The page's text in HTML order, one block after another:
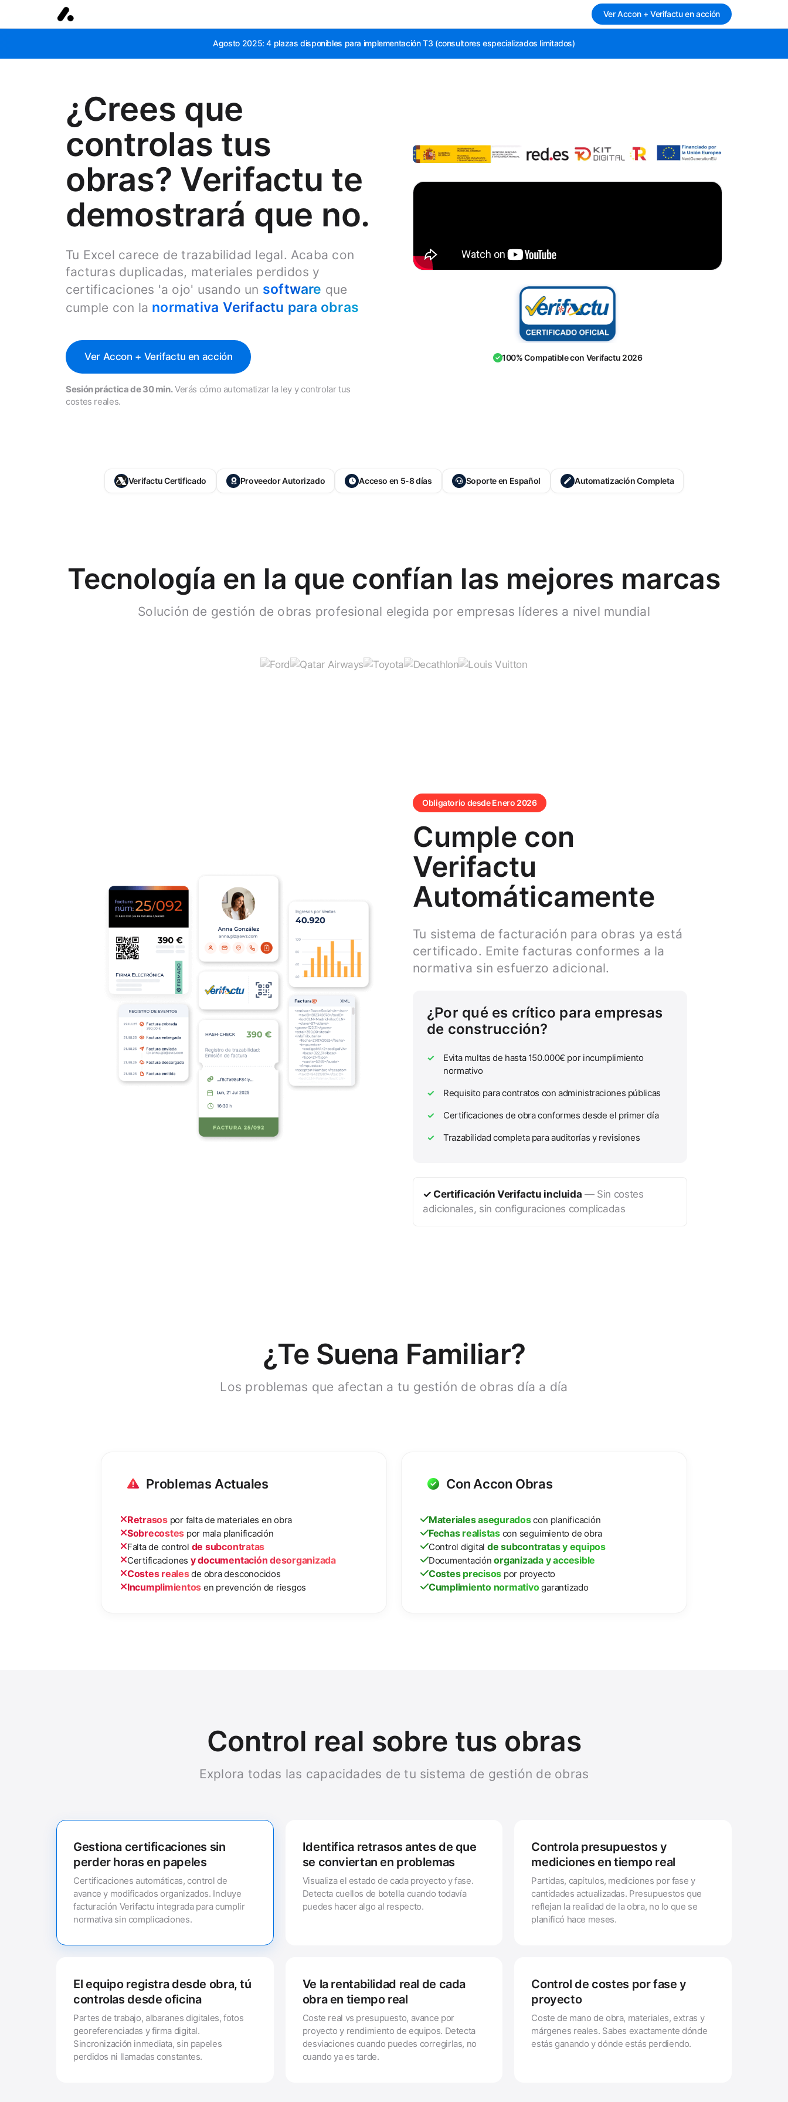
Ver Accon + Verifactu en acción
Agosto 2025: 4 plazas disponibles para implementaciónT3 (consultores especializados limitados)
¿Crees que
controlas tus
obras? Verifactu te
demostrará que no.
Tu Excel carece de trazabilidad legal. Acaba con
facturas duplicadas, materiales perdidos y
certificaciones 'a ojo' usando un software que
cumple con la normativa Verifactu para obras
Ver Accon + Verifactu en acción
Sesión práctica de 30 min.Verás cómo automatizar la ley y controlar tus
costes reales.
100% Compatible con Verifactu 2026
Verifactu Certificado Proveedor Autorizado Acceso en 5-8 días Soporte en Español Automatización Completa
Tecnología en la que confían las mejores marcas
Solución de gestión de obras profesional elegida por empresas líderes a nivel mundial
Obligatorio desde Enero 2026
Cumple con
Verifactu
Automáticamente
Tu sistema de facturación para obras ya está
certificado. Emite facturas conformes a la
normativa sin esfuerzo adicional.
¿Por qué es crítico para empresas
de construcción?
✓
Evita multas de hasta 150.000€ por incumplimiento
normativo
✓
Requisito para contratos con administraciones públicas
✓
Certificaciones de obra conformes desde el primer día
✓
Trazabilidad completa para auditorías y revisiones
✓ Certificación Verifactu incluida — Sin costes
adicionales, sin configuraciones complicadas
¿Te Suena Familiar?
Los problemas que afectan a tu gestión de obras día a día
Problemas Actuales
Retrasospor falta de materiales en obra
Sobrecostes por mala planificación
Falta de control de subcontratas
Certificaciones y documentación desorganizada
Costes realesde obra desconocidos
Incumplimientos en prevención de riesgos
Con Accon Obras
Materiales aseguradoscon planificación
Fechas realistascon seguimiento de obra
Control digital de subcontratas y equipos
Documentaciónorganizada y accesible
Costes precisos por proyecto
Cumplimiento normativogarantizado
Control real sobre tus obras
Explora todas las capacidades de tu sistema de gestión de obras
Gestiona certificaciones sin
perder horas en papeles
Certificaciones automáticas, control de
avance y modificados organizados. Incluye
facturación Verifactu integrada para cumplir
normativa sin complicaciones.
Identifica retrasos antes de que
se conviertan en problemas
Visualiza el estado de cada proyecto y fase.
Detecta cuellos de botella cuando todavía
puedes hacer algo al respecto.
Controla presupuestos y
mediciones en tiempo real
Partidas, capítulos, mediciones por fase y
cantidades actualizadas. Presupuestos que
reflejan la realidad de la obra, no lo que se
planificó hace meses.
El equipo registra desde obra, tú
controlas desde oficina
Partes de trabajo, albaranes digitales, fotos
georeferenciadas y firma digital.
Sincronización inmediata, sin papeles
perdidos ni llamadas constantes.
Ve la rentabilidad real de cada
obra en tiempo real
Coste real vs presupuesto, avance por
proyecto y rendimiento de equipos. Detecta
desviaciones cuando puedes corregirlas, no
cuando ya es tarde.
Control de costes por fase y
proyecto
Coste de mano de obra, materiales, extras y
márgenes reales. Sabes exactamente dónde
estás ganando y dónde estás perdiendo.